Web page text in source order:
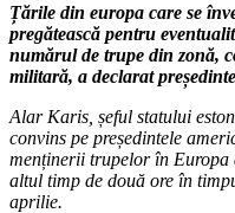
Țările din europa care se
pregătească pentru
numărul de trupe din zonă,
militară, a declarat
Alar Karis, șeful statului
convins pe președintele
menținerii trupelor în Europa
altul timp de două ore în
aprilie.